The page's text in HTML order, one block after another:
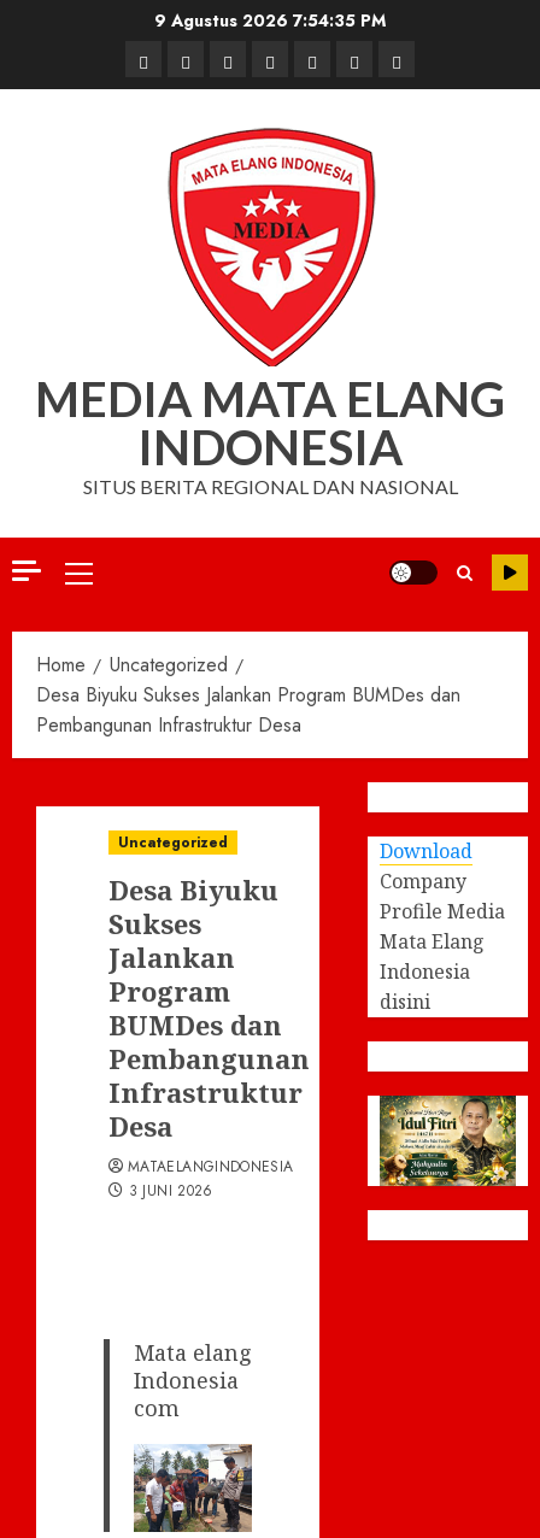
9 Agustus 2026 7:54:36 PM
BerandaNasionalDaerahHukum
dan
Kriminal
Pendidikan
Box
Redaksi
Iklan
MEDIA MATA ELANG
INDONESIA
SITUS BERITA REGIONAL DAN NASIONAL
Primary
Home
Uncategorized
Desa Biyuku Sukses Jalankan Program BUMDes dan
Pembangunan Infrastruktur Desa
Uncategorized
Desa Biyuku
Sukses
Jalankan
Program
BUMDes dan
Pembangunan
Infrastruktur
Desa
MATAELANGINDONESIA
3 JUNI 2026
Mata elang
Indonesia
com
Download
Company
Profile Media
Mata Elang
Indonesia
disini